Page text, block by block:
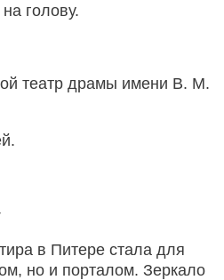
голову.
театр драмы имени В. М.
в Питере стала для
но и порталом. Зеркало